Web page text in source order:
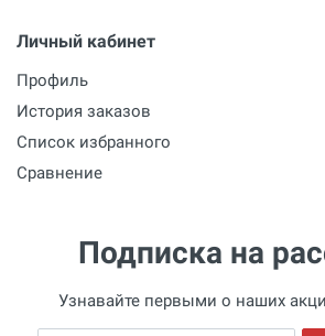
Личный кабинет
Профиль
История заказов
Список избранного
Сравнение
Подписка на
Узнавайте первыми о наших